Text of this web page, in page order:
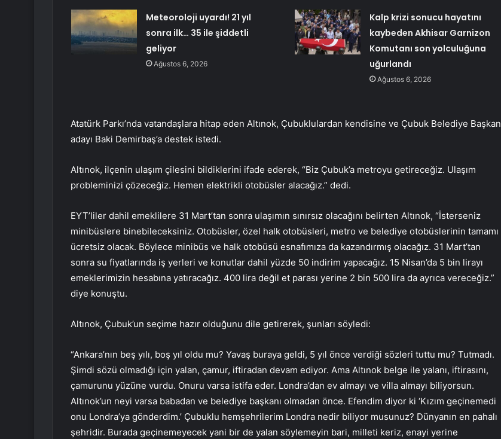
Meteoroloji uyardı! 21 yıl
sonra ilk… 35 ile şiddetli
geliyor
Ağustos 6, 2026
Kalp krizi sonucu hayatını
kaybeden Akhisar Garnizon
Komutanı son yolculuğuna
uğurlandı
Ağustos 6, 2026
Atatürk Parkı’nda vatandaşlara hitap eden Altınok, Çubuklulardan kendisine ve Çubuk Belediye Başkan
adayı Baki Demirbaş’a destek istedi.
Altınok, ilçenin ulaşım çilesini bildiklerini ifade ederek, “Biz Çubuk’a metroyu getireceğiz. Ulaşım
probleminizi çözeceğiz. Hemen elektrikli otobüsler alacağız.” dedi.
EYT’liler dahil emeklilere 31 Mart’tan sonra ulaşımın sınırsız olacağını belirten Altınok, “İsterseniz
minibüslere binebileceksiniz. Otobüsler, özel halk otobüsleri, metro ve belediye otobüslerinin tamamı
ücretsiz olacak. Böylece minibüs ve halk otobüsü esnafımıza da kazandırmış olacağız. 31 Mart’tan
sonra su fiyatlarında iş yerleri ve konutlar dahil yüzde 50 indirim yapacağız. 15 Nisan’da 5 bin lirayı
emeklerimizin hesabına yatıracağız. 400 lira değil et parası yerine 2 bin 500 lira da ayrıca vereceğiz.”
diye konuştu.
Altınok, Çubuk’un seçime hazır olduğunu dile getirerek, şunları söyledi:
“Ankara’nın beş yılı, boş yıl oldu mu? Yavaş buraya geldi, 5 yıl önce verdiği sözleri tuttu mu? Tutmadı.
Şimdi sözü olmadığı için yalan, çamur, iftiradan devam ediyor. Ama Altınok belge ile yalanı, iftirasını,
çamurunu yüzüne vurdu. Onuru varsa istifa eder. Londra’dan ev almayı ve villa almayı biliyorsun.
Altınok’un neyi varsa babadan ve belediye başkanı olmadan önce. Efendim diyor ki ‘Kızım geçinemedi
onu Londra’ya gönderdim.’ Çubuklu hemşehrilerim Londra nedir biliyor musunuz? Dünyanın en pahalı
şehridir. Burada geçinemeyecek yani bir de yalan söylemeyin bari, milleti keriz, enayi yerine